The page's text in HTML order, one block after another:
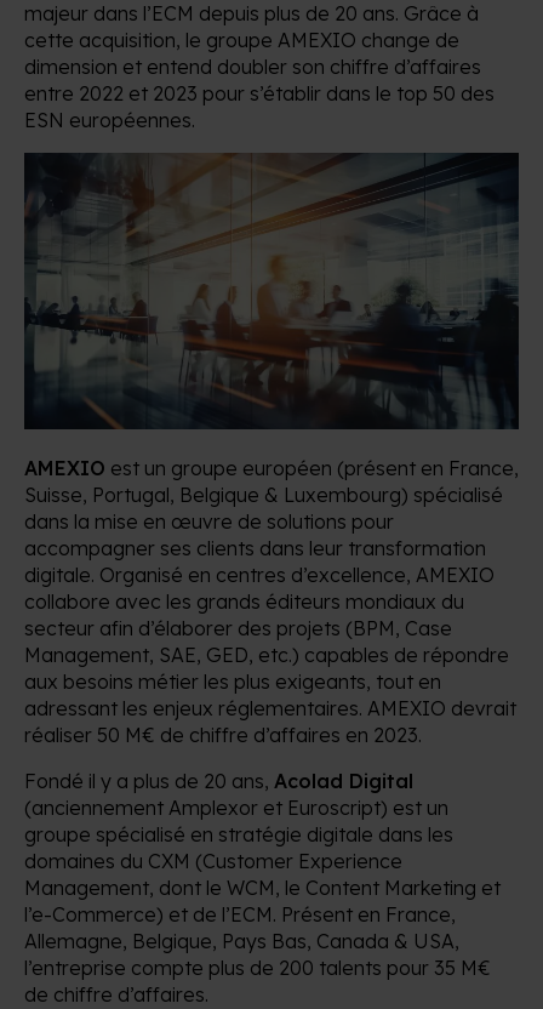
majeur dans l’ECM depuis plus de 20 ans. Grâce à
cette acquisition, le groupe AMEXIO change de
dimension et entend doubler son chiffre d’affaires
entre 2022 et 2023 pour s’établir dans le top 50 des
ESN européennes.
AMEXIO est un groupe européen (présent en France,
Suisse, Portugal, Belgique & Luxembourg) spécialisé
dans la mise en œuvre de solutions pour
accompagner ses clients dans leur transformation
digitale. Organisé en centres d’excellence, AMEXIO
collabore avec les grands éditeurs mondiaux du
secteur afin d’élaborer des projets (BPM, Case
Management, SAE, GED, etc.) capables de répondre
aux besoins métier les plus exigeants, tout en
adressant les enjeux réglementaires. AMEXIO devrait
réaliser 50 M€ de chiffre d’affaires en 2023.
Fondé il y a plus de 20 ans, Acolad Digital
(anciennement Amplexor et Euroscript) est un
groupe spécialisé en stratégie digitale dans les
domaines du CXM (Customer Experience
Management, dont le WCM, le Content Marketing et
l’e-Commerce) et de l’ECM. Présent en France,
Allemagne, Belgique, Pays Bas, Canada & USA,
l’entreprise compte plus de 200 talents pour 35 M€
de chiffre d’affaires.